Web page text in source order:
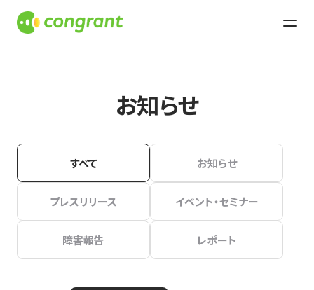
お知らせ
すべて お知らせ
プレスリリース イベント・セミナー
障害報告 レポート